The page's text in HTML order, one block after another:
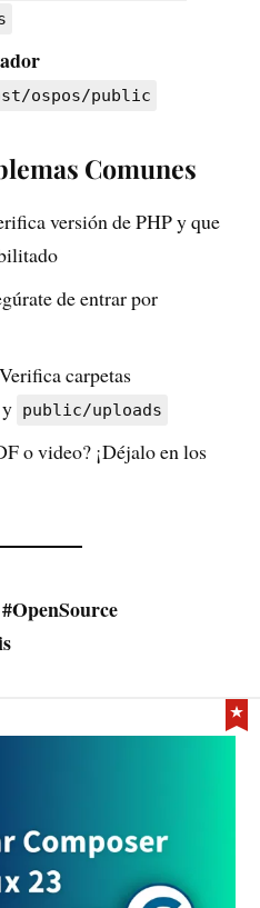
ospos/public
Comunes
versión de PHP y que
de entrar por
carpetas
y public/uploads
o video? ¡Déjalo en los